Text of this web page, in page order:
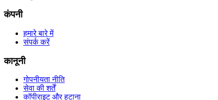
कंपनी
हमारे बारे में
संपर्क करें
कानूनी
गोपनीयता नीति
सेवा की शर्तें
कॉपीराइट और हटाना